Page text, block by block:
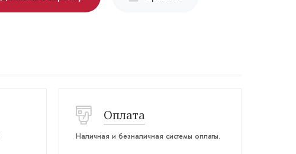
Оплата
Наличная и безналичная системы оплаты.